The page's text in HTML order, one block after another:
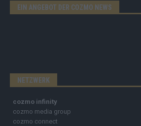
EIN ANGEBOT DER COZMO NEWS
NETZWERK
cozmo infinity
cozmo media group
cozmo connect